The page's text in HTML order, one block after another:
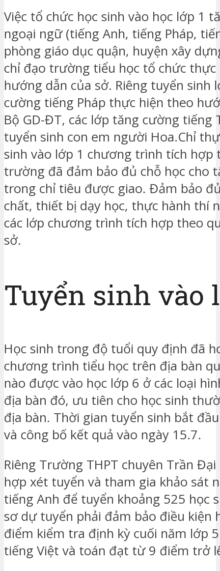
Việc tổ chức học sinh vào học lớp 1
ngoại ngữ (tiếng Anh, tiếng Pháp,
phòng giáo dục quận, huyện xây
chỉ đạo trường tiểu học tổ chức thực
hướng dẫn của sở. Riêng tuyển sinh
cường tiếng Pháp thực hiện theo
Bộ GD-ĐT, các lớp tăng cường tiếng
tuyển sinh con em người Hoa.Chỉ
sinh vào lớp 1 chương trình tích hợp
trường đã đảm bảo đủ chỗ học cho
trong chỉ tiêu được giao. Đảm bảo
chất, thiết bị dạy học, thực hành thí
các lớp chương trình tích hợp theo
sở.
Tuyển sinh vào
Học sinh trong độ tuổi quy định đã
chương trình tiểu học trên địa bàn
nào được vào học lớp 6 ở các loại
địa bàn đó, ưu tiên cho học sinh
địa bàn. Thời gian tuyển sinh bắt
và công bố kết quả vào ngày 15.7.
Riêng Trường THPT chuyên Trần
hợp xét tuyển và tham gia khảo sát
tiếng Anh để tuyển khoảng 525 học
sơ dự tuyển phải đảm bảo điều kiện
điểm kiểm tra định kỳ cuối năm lớp
tiếng Việt và toán đạt từ 9 điểm trở